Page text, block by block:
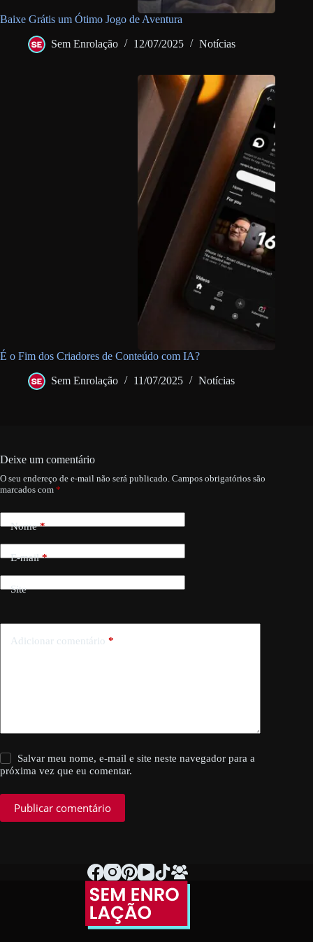
Baixe Grátis um Ótimo Jogo de Aventura
Sem Enrolação 12/07/2025 Notícias
É o Fim dos Criadores de Conteúdo com IA?
Sem Enrolação 11/07/2025 Notícias
Deixe um comentário
O seu endereço de e-mail não será publicado. Campos obrigatórios são
marcados com *
Nome*
E-mail*
Site
Adicionar comentário *
Salvar meu nome, e-mail e site neste navegador para a
próxima vez que eu comentar.
Publicar comentário